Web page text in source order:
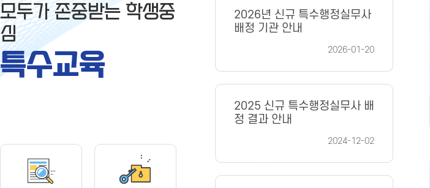
모두가 존중받는 학생중
심
특수교육
2026년 신규 특수행정실무사
배정 기관 안내
2026-01-20
2025 신규 특수행정실무사 배
정 결과 안내
2024-12-02